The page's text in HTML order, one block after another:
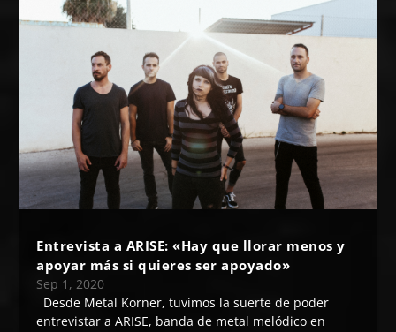
Entrevista a ARISE: «Hay que llorar menos y
apoyar más si quieres ser apoyado»
Sep 1, 2020
Desde Metal Korner, tuvimos la suerte de poder
entrevistar a ARISE, banda de metal melódico en